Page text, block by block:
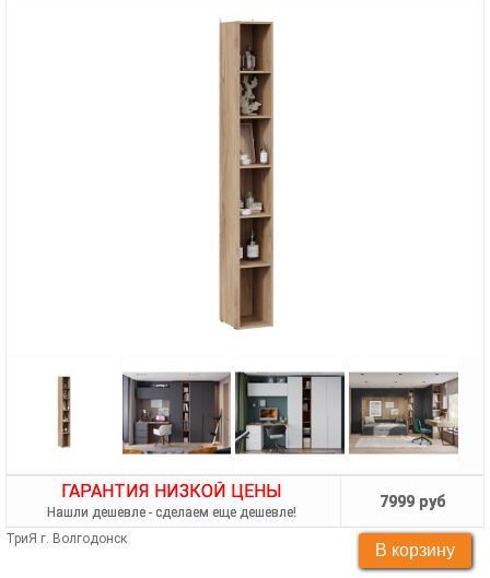
ГАРАНТИЯ НИЗКОЙ ЦЕНЫ
Нашли дешевле - сделаем еще дешевле!
7999 руб
ТриЯ г. Волгодонск